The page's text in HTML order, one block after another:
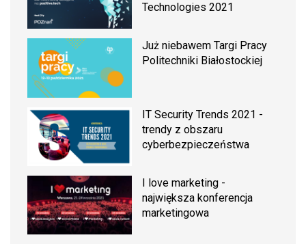
Technologies 2021
Już niebawem Targi Pracy
Politechniki Białostockiej
IT Security Trends 2021 -
trendy z obszaru
cyberbezpieczeństwa
I love marketing -
największa konferencja
marketingowa